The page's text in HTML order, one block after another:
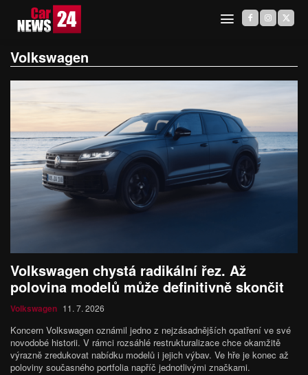
Volkswagen
Volkswagen chystá radikální řez. Až
polovina modelů může definitivně skončit
Volkswagen 11. 7. 2026
Koncern Volkswagen oznámil jedno z nejzásadnějších opatření ve své
novodobé historii. V rámci rozsáhlé restrukturalizace chce okamžitě
výrazně zredukovat nabídku modelů i jejich výbav. Ve hře je konec až
poloviny současného portfolia napříč jednotlivými značkami.